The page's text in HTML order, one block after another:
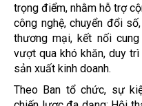
trọng điểm, nhằm hỗ trợ
công nghệ, chuyển đổi
thương mại, kết nối
vượt qua khó khăn, duy
sản xuất kinh doanh.
Theo Ban tổ chức, sự